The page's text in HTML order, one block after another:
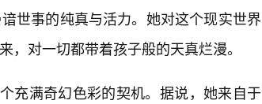
世事的纯真与活力。她对这个现实世界
对一切都带着孩子般的天真烂漫。
充满奇幻色彩的契机。据说，她来自于